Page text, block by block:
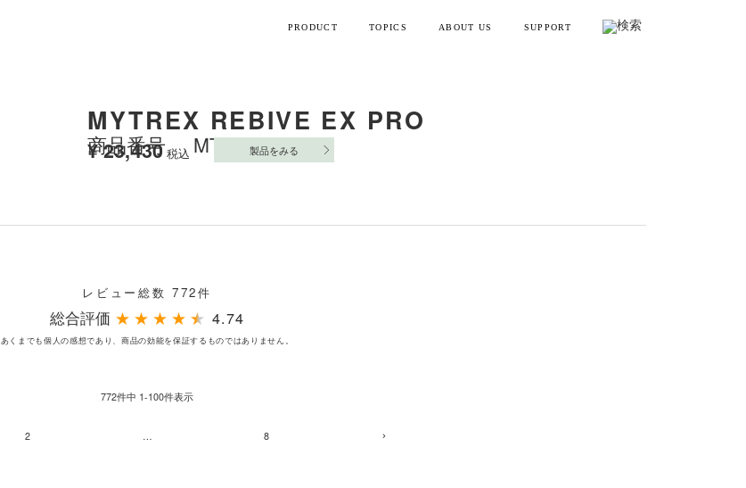
PRODUCT TOPICS ABOUT US SUPPORT
MYTREX REBIVE EX PRO
商品番号 MT-RBEX23B
¥23,430 税込 製品をみる
レビュー総数 772件
総合評価 ★ ★ ★ ★ ★ 4.74
あくまでも個人の感想であり、商品の効能を保証するものではありません。
772件中 1-100件表示
2 … 8